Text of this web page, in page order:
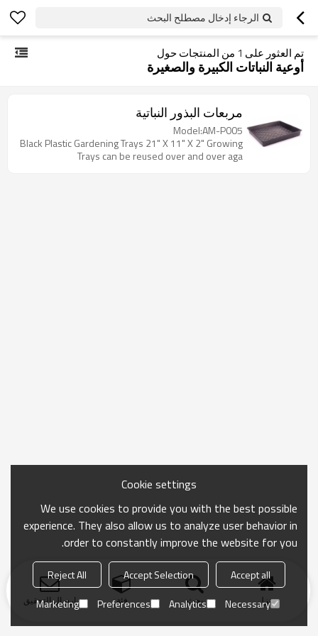
الرجاء إدخال مصطلح البحث
تم العثور على 1 من المنتجات حول
أوعية النباتات الكبيرة والصغيرة
مربعات البذور النباتية
Model:AM-P005
Black Plastic Gardening Trays 21" X 11" X 2" Growing
Trays can be reused over and over aga
منزل بحث فئة ارسال التحقيق
Cookie settings
We use cookies to provide you with the best possible
experience. They also allow us to analyze user behavior in
order to constantly improve the website for you.
Accept all
Accept Selection
Reject All
Necessary
Analytics
Preferences
Marketing